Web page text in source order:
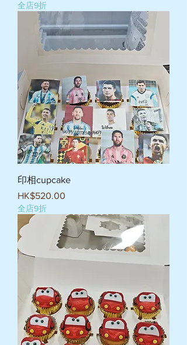
全店9折
印相cupcake
價格
HK$520.00
全店9折